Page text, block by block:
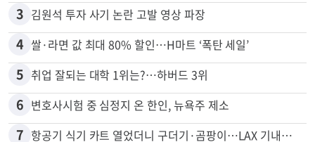
2
3 김원석 투자 사기 논란 고발 영상 파장
4 쌀·라면 값 최대 80% 할인…H마트 ‘폭탄 세일’
5 취업 잘되는 대학 1위는?…하버드 3위